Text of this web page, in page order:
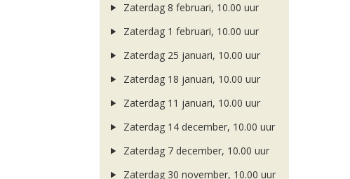
Zaterdag 8 februari, 10.00 uur
Zaterdag 1 februari, 10.00 uur
Zaterdag 25 januari, 10.00 uur
Zaterdag 18 januari, 10.00 uur
Zaterdag 11 januari, 10.00 uur
Zaterdag 14 december, 10.00 uur
Zaterdag 7 december, 10.00 uur
Zaterdag 30 november, 10.00 uur